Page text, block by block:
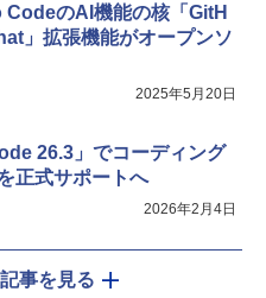
のAI機能の核「GitH
」拡張機能がオープンソ
2025年5月20日
26.3」でコーディング
正式サポートへ
2026年2月4日
事を見る